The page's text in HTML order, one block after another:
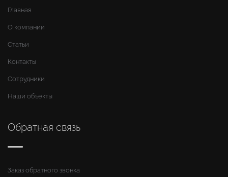
Главная
О компании
Статьи
Контакты
Сотрудники
Наши объекты
Обратная связь
Заказ обратного звонка